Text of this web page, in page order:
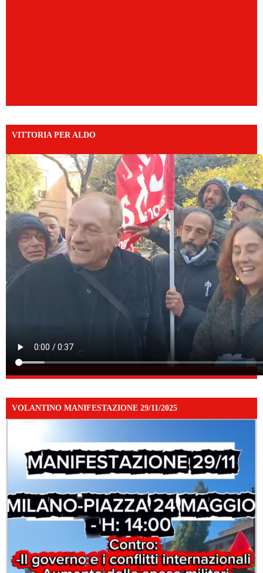
VITTORIA PER ALDO
VOLANTINO MANIFESTAZIONE 29/11/2025